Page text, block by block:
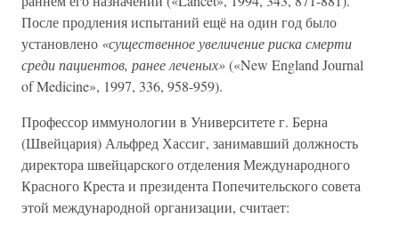
После продления испытаний ещё на один год было
установлено «существенное увеличение риска смерти
среди пациентов, ранее леченых»(«New England Journal
of Medicine», 1997, 336, 958-959).
Профессор иммунологии в Университете г. Берна
(Швейцария) Альфред Хассиг, занимавший должность
директора швейцарского отделения Международного
Красного Креста и президента Попечительского совета
этой международной организации, считает: